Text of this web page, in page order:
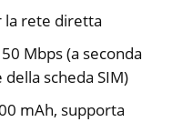
la rete diretta
Mbps (a seconda
scheda SIM)
mAh, supporta